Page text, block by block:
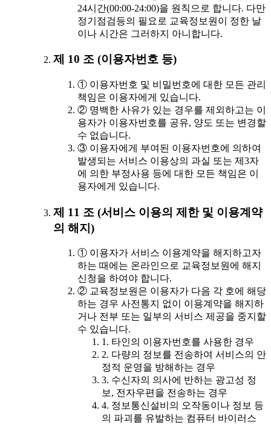
24시간(00:00-24:00)을 원칙으로 합니다. 다만
정기점검등의 필요로 교육정보원이 정한 날
이나 시간은 그러하지 아니합니다.
제 10 조 (이용자번호 등)
① 이용자번호 및 비밀번호에 대한 모든 관리
책임은 이용자에게 있습니다.
② 명백한 사유가 있는 경우를 제외하고는 이
용자가 이용자번호를 공유, 양도 또는 변경할
수 없습니다.
③ 이용자에게 부여된 이용자번호에 의하여
발생되는 서비스 이용상의 과실 또는 제3자
에 의한 부정사용 등에 대한 모든 책임은 이
용자에게 있습니다.
제 11 조 (서비스 이용의 제한 및 이용계약
의 해지)
① 이용자가 서비스 이용계약을 해지하고자
하는 때에는 온라인으로 교육정보원에 해지
신청을 하여야 합니다.
② 교육정보원은 이용자가 다음 각 호에 해당
하는 경우 사전통지 없이 이용계약을 해지하
거나 전부 또는 일부의 서비스 제공을 중지할
수 있습니다.
1. 타인의 이용자번호를 사용한 경우
2. 다량의 정보를 전송하여 서비스의 안
정적 운영을 방해하는 경우
3. 수신자의 의사에 반하는 광고성 정
보, 전자우편을 전송하는 경우
4. 정보통신설비의 오작동이나 정보 등
의 파괴를 유발하는 컴퓨터 바이러스